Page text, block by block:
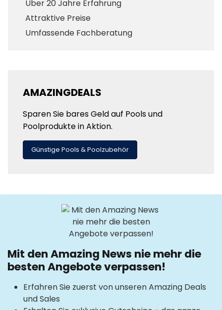
Über 20 Jahre Erfahrung
Attraktive Preise
Umfassende Fachberatung
AMAZINGDEALS
Sparen Sie bares Geld auf Pools und
Poolprodukte in Aktion.
Günstige Pools & Poolzubehör
Mit den Amazing News nie mehr die
besten Angebote verpassen!
Erfahren Sie zuerst von unseren Amazing Deals
und Sales